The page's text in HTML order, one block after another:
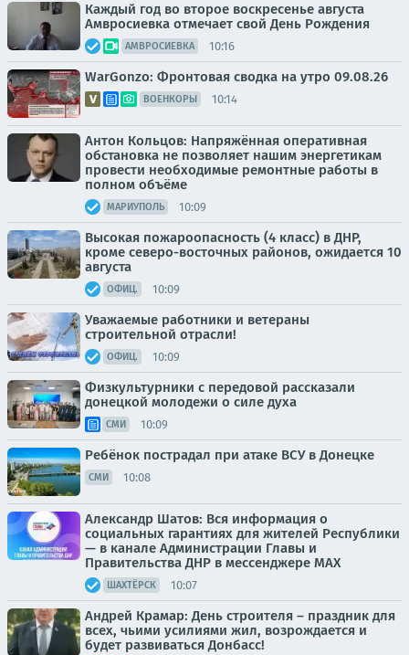
Каждый год во второе воскресенье августа
Амвросиевка отмечает свой День Рождения
АМВРОСИЕВКА 10:16
WarGonzo: Фронтовая сводка на утро 09.08.26
ВОЕНКОРЫ 10:14
Антон Кольцов: Напряжённая оперативная
обстановка не позволяет нашим энергетикам
провести необходимые ремонтные работы в
полном объёме
МАРИУПОЛЬ 10:09
Высокая пожароопасность (4 класс) в ДНР,
кроме северо-восточных районов, ожидается 10
августа
ОФИЦ. 10:09
Уважаемые работники и ветераны
строительной отрасли!
ОФИЦ. 10:09
Физкультурники с передовой рассказали
донецкой молодежи о силе духа
СМИ 10:09
Ребёнок пострадал при атаке ВСУ в Донецке
СМИ 10:08
Александр Шатов: Вся информация о
социальных гарантиях для жителей Республики
— в канале Администрации Главы и
Правительства ДНР в мессенджере MAX
ШАХТЁРСК 10:07
Андрей Крамар: День строителя – праздник для
всех, чьими усилиями жил, возрождается и
будет развиваться Донбасс!